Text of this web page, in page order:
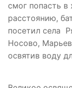
смог попасть в
расстоянию,
посетил села
Носово,
освятив